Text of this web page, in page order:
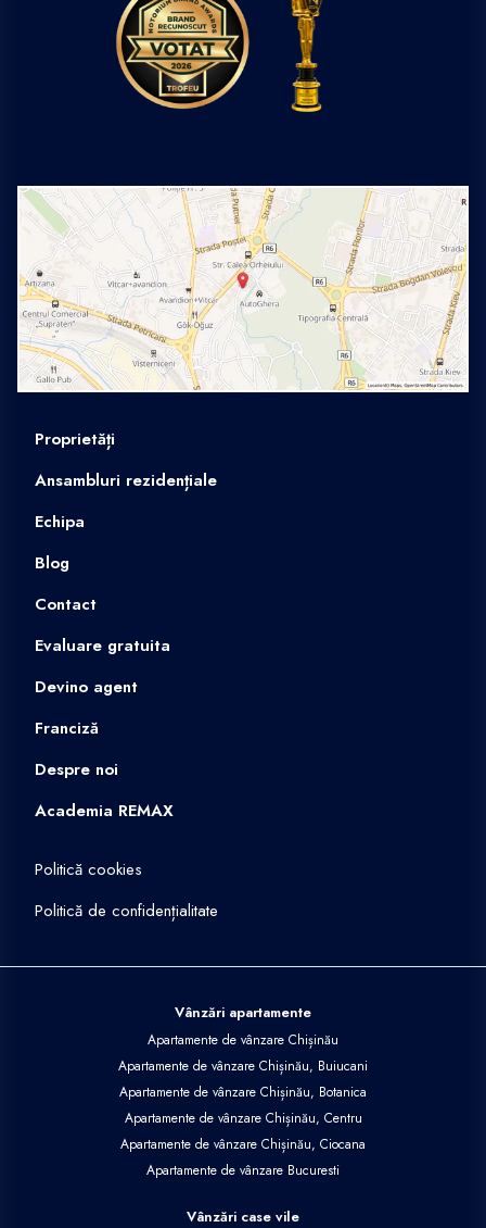
Proprietăți
Ansambluri rezidențiale
Echipa
Blog
Contact
Evaluare gratuita
Devino agent
Franciză
Despre noi
Academia REMAX
Politică cookies
Politică de confidențialitate
Vânzări apartamente
Apartamente de vânzare Chișinău
Apartamente de vânzare Chișinău, Buiucani
Apartamente de vânzare Chișinău, Botanica
Apartamente de vânzare Chișinău, Centru
Apartamente de vânzare Chișinău, Ciocana
Apartamente de vânzare Bucuresti
Vânzări case vile